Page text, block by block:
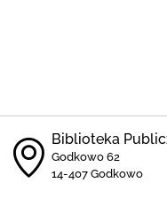
Biblioteka
Godkowo 62
14-407 Godkowo